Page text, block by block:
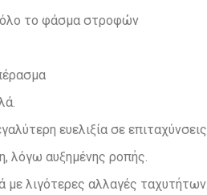
όλο το φάσμα στροφών
ευελιξία σε επιταχύνσεις.
λόγω αυξημένης ροπής.
με λιγότερες αλλαγές ταχυτήτων.